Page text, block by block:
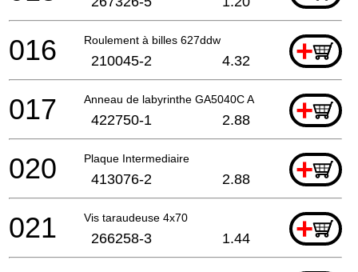
Roulement à billes 627ddw +
016 210045-2 4.32
Anneau de labyrinthe GA5040C A +
017 422750-1 2.88
Plaque Intermediaire +
020 413076-2 2.88
Vis taraudeuse 4x70 +
021 266258-3 1.44